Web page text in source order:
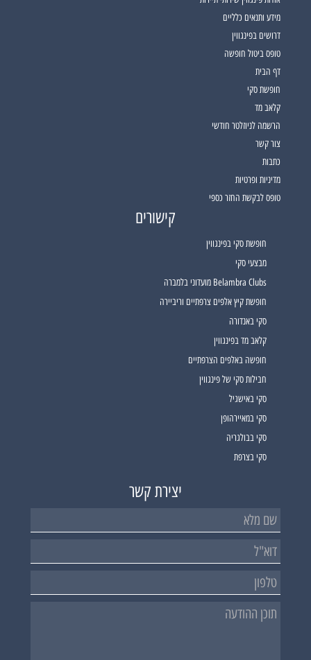
מידע ותנאים כלליים
דרושים בפינגווין
טופס ביטול חופשה
דף הבית
חופשת סקי
קלאב מד
הרשמה לניוזלטר חודשי
צור קשר
כתבות
מדיניות ופרטיות
טופס לבקשת החזר כספי
קישורים
חופשת סקי בפינגווין
מבצעי סקי
Belambra Clubs מועדוני בלמברה
חופשת קיץ אלפים צרפתיים וריביירה
סקי באנדורה
קלאב מד בפינגווין
חופשה באלפים הצרפתיים
חבילות סקי של פינגווין
סקי באישגיל
סקי במאיירהופן
סקי בבולגריה
סקי בצרפת
יצירת קשר